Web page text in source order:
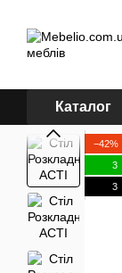
Каталог
−42%
3
3